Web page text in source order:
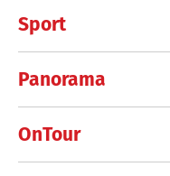
Sport
Panorama
OnTour